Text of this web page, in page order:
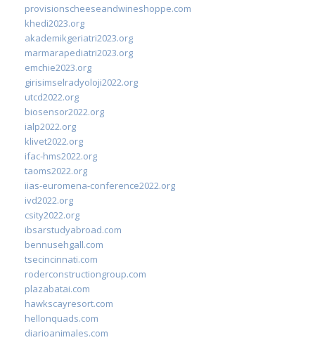
provisionscheeseandwineshoppe.com
khedi2023.org
akademikgeriatri2023.org
marmarapediatri2023.org
emchie2023.org
girisimselradyoloji2022.org
utcd2022.org
biosensor2022.org
ialp2022.org
klivet2022.org
ifac-hms2022.org
taoms2022.org
iias-euromena-conference2022.org
ivd2022.org
csity2022.org
ibsarstudyabroad.com
bennusehgall.com
tsecincinnati.com
roderconstructiongroup.com
plazabatai.com
hawkscayresort.com
hellonquads.com
diarioanimales.com